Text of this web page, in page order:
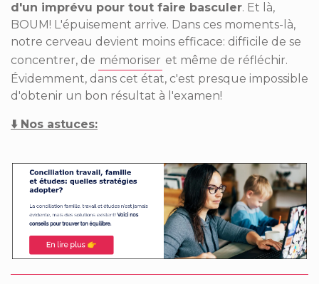
d'un imprévu pour tout faire basculer. Et là,
BOUM! L'épuisement arrive. Dans ces moments-là,
notre cerveau devient moins efficace­­­: difficile de se
concentrer, de mémoriser et même de réfléchir.
Évidemment, dans cet état, c'est presque impossible
d'obtenir un bon résultat à l'examen!
⬇️Nos astuces­­: